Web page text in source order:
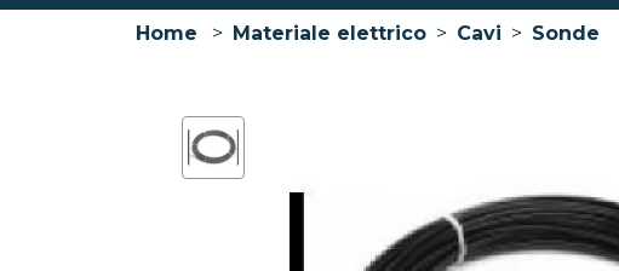
Home > Materiale elettrico > Cavi > Sonde